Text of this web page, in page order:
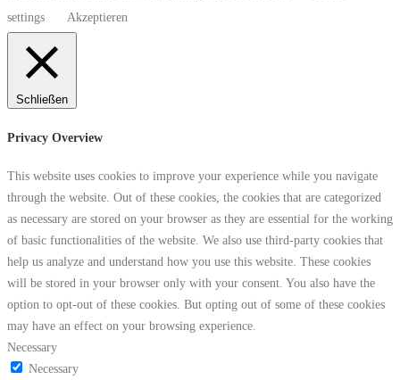
settings
Akzeptieren
Schließen
Privacy Overview
This website uses cookies to improve your experience while you navigate
through the website. Out of these cookies, the cookies that are categorized
as necessary are stored on your browser as they are essential for the working
of basic functionalities of the website. We also use third-party cookies that
help us analyze and understand how you use this website. These cookies
will be stored in your browser only with your consent. You also have the
option to opt-out of these cookies. But opting out of some of these cookies
may have an effect on your browsing experience.
Necessary
Necessary